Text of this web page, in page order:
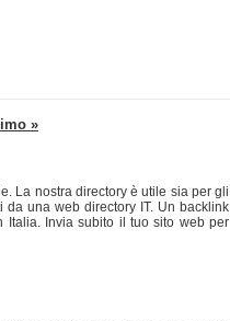
»
La nostra directory è utile sia per gli
una web directory IT. Un backlink
Italia. Invia subito il tuo sito web per